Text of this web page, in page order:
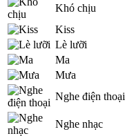
Khó chịu
Kiss
Lè lưỡi
Ma
Mưa
Nghe điện thoại
Nghe nhạc